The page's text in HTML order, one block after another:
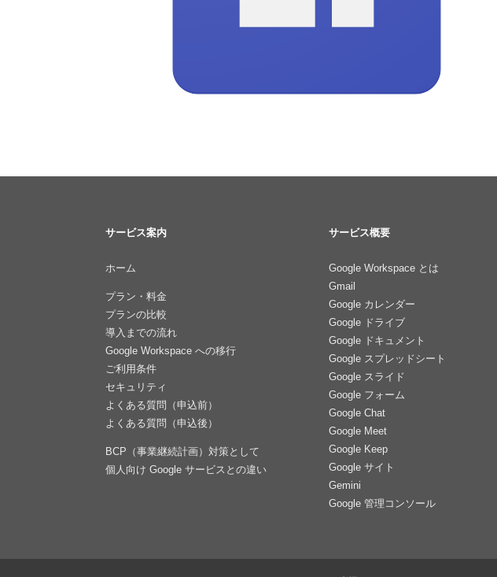
サービス案内
ホーム
プラン・料金
プランの比較
導入までの流れ
Google Workspace への移行
ご利用条件
セキュリティ
よくある質問（申込前）
よくある質問（申込後）
BCP（事業継続計画）対策として
個人向け Google サービスとの違い
サービス概要
Google Workspace とは
Gmail
Google カレンダー
Google ドライブ
Google ドキュメント
Google スプレッドシート
Google スライド
Google フォーム
Google Chat
Google Meet
Google Keep
Google サイト
Gemini
Google 管理コンソール